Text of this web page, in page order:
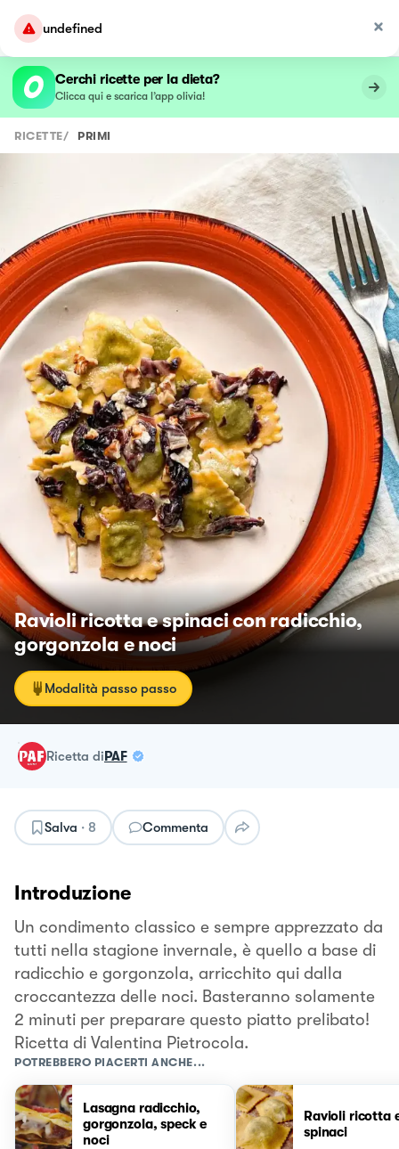
undefined
Cerchi ricette per la dieta?
Clicca qui e scarica l’app olivia!
RICETTE/ PRIMI
Ravioli ricotta e spinaci con radicchio,
gorgonzola e noci
Modalità passo passo
ricetta diPAF
Salva · 8 Commenta
Introduzione
Un condimento classico e sempre apprezzato da
tutti nella stagione invernale, è quello a base di
radicchio e gorgonzola, arricchito qui dalla
croccantezza delle noci. Basteranno solamente
2 minuti per preparare questo piatto prelibato!
Ricetta di Valentina Pietrocola.
POTREBBERO PIACERTI ANCHE...
Lasagna radicchio,
gorgonzola, speck e
noci
Ravioli ricotta
spinaci